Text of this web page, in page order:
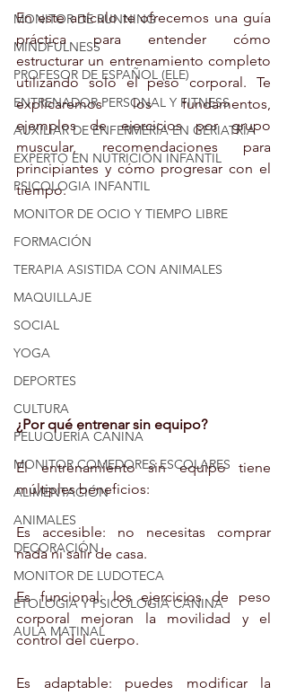
MONITOR DE RUNNING
MINDFULNESS
PROFESOR DE ESPAÑOL (ELE)
ENTRENADOR PERSONAL Y FITNESS
AUXILIAR DE ENFERMERÍA EN GERIATRÍA
EXPERTO EN NUTRICIÓN INFANTIL
PSICOLOGIA INFANTIL
MONITOR DE OCIO Y TIEMPO LIBRE
FORMACIÓN
TERAPIA ASISTIDA CON ANIMALES
MAQUILLAJE
SOCIAL
YOGA
DEPORTES
CULTURA
PELUQUERÍA CANINA
MONITOR COMEDORES ESCOLARES
ALIMENTACIÓN
ANIMALES
DECORACIÓN
MONITOR DE LUDOTECA
ETOLOGIA Y PSICOLOGIA CANINA
AULA MATINAL
En este artículo te ofrecemos una guía
práctica para entender cómo
estructurar un entrenamiento completo
utilizando solo el peso corporal. Te
explicaremos los fundamentos,
ejemplos de ejercicios por grupo
muscular, recomendaciones para
principiantes y cómo progresar con el
tiempo.
¿Por qué entrenar sin equipo?
El entrenamiento sin equipo tiene
múltiples beneficios:
Es accesible: no necesitas comprar
nada ni salir de casa.
Es funcional: los ejercicios de peso
corporal mejoran la movilidad y el
control del cuerpo.
Es adaptable: puedes modificar la